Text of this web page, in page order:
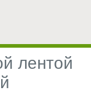
лентой